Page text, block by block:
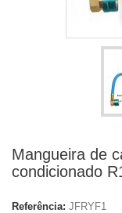
Mangueira de
condicionado
Referência: JFRYF1